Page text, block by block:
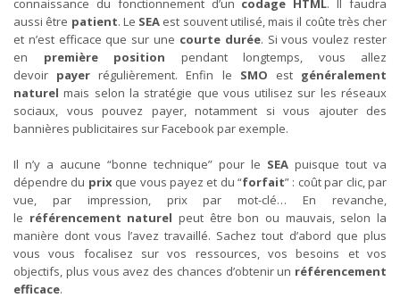
connaissance du fonctionnement d’un codage HTML. Il faudra
aussi être patient. Le SEA est souvent utilisé, mais il coûte très cher
et n’est efficace que sur une courte durée. Si vous voulez rester
en première position pendant longtemps, vous allez
devoir payerrégulièrement. Enfin le SMO est généralement
naturel mais selon la stratégie que vous utilisez sur les réseaux
sociaux, vous pouvez payer, notamment si vous ajouter des
bannières publicitaires sur Facebook par exemple.
Il n’y a aucune “bonne technique” pour le SEA puisque tout va
dépendre du prix que vous payez et du “forfait” : coût par clic, par
vue, par impression, prix par mot-clé… En revanche,
le référencement naturel peut être bon ou mauvais, selon la
manière dont vous l’avez travaillé. Sachez tout d’abord que plus
vous vous focalisez sur vos ressources, vos besoins et vos
objectifs, plus vous avez des chances d’obtenir un référencement
efficace.